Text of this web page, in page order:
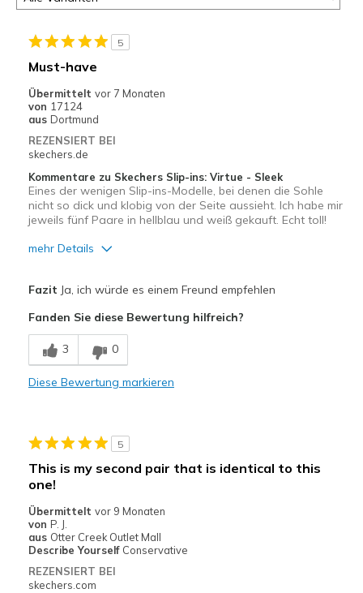
5
Must-have
Übermittelt vor 7 Monaten
von 17124
aus Dortmund
REZENSIERT BEI
skechers.de
Kommentare zu Skechers Slip-ins: Virtue - Sleek
Eines der wenigen Slip-ins-Modelle, bei denen die Sohle
nicht so dick und klobig von der Seite aussieht. Ich habe mir
jeweils fünf Paare in hellblau und weiß gekauft. Echt toll!
mehr Details
Hübsch
Leicht
Größe
Passt genau
Fazit Ja, ich würde es einem Freund empfehlen
Fanden Sie diese Bewertung hilfreich?
3 0
Diese Bewertung markieren
5
This is my second pair that is identical to this
one!
Übermittelt vor 9 Monaten
von P. J.
aus Otter Creek Outlet Mall
Describe Yourself Conservative
REZENSIERT BEI
skechers.com